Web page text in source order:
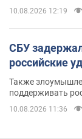
10.08.2026 12:19
СБУ
российские
Также
поддерживать
10.08.2026 11:36